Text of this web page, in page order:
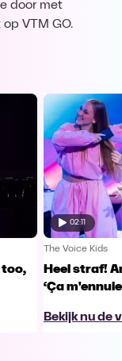
door met
op VTM GO.
too,
02:11
The Voice Kids
Heel straf!
‘Ça
Bekijk nu de